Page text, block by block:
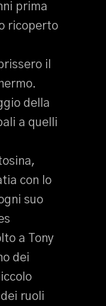
prima
ricoperto
il
della
a quelli
con lo
suo
a Tony
dei
ruoli